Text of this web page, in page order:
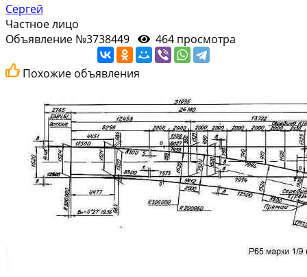
Сергей
Частное лицо
Объявление №3738449
464 просмотра
Похожие объявления